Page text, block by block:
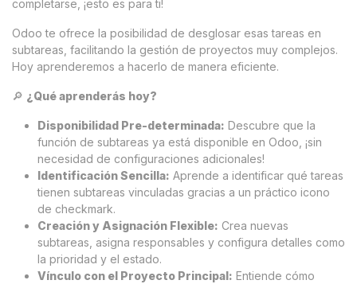
completarse, ¡esto es para ti!
Odoo te ofrece la posibilidad de desglosar esas tareas en
subtareas, facilitando la gestión de proyectos muy complejos.
Hoy aprenderemos a hacerlo de manera eficiente.
🔎 ¿Qué aprenderás hoy?
Disponibilidad Pre-determinada: Descubre que la
función de subtareas ya está disponible en Odoo, ¡sin
necesidad de configuraciones adicionales!
Identificación Sencilla: Aprende a identificar qué tareas
tienen subtareas vinculadas gracias a un práctico icono
de checkmark.
Creación y Asignación Flexible: Crea nuevas
subtareas, asigna responsables y configura detalles como
la prioridad y el estado.
Vínculo con el Proyecto Principal: Entiende cómo